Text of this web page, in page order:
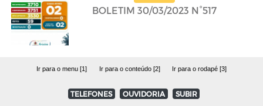
BOLETIM 30/03/2023 N°517
Ir para o menu [1] Ir para o conteúdo [2] Ir para o rodapé [3]
TELEFONES OUVIDORIA SUBIR